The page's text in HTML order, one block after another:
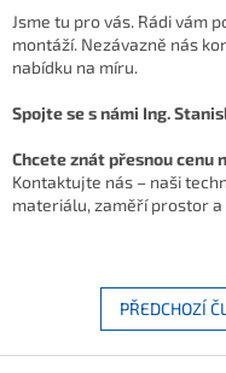
Jsme tu pro vás. Rádi vám
montáží. Nezávazně nás
nabídku na míru.
Spojte se s námi Ing.
Chcete znát přesnou cenu
Kontaktujte nás – naši
materiálu, zaměří prostor
PŘEDCHOZÍ